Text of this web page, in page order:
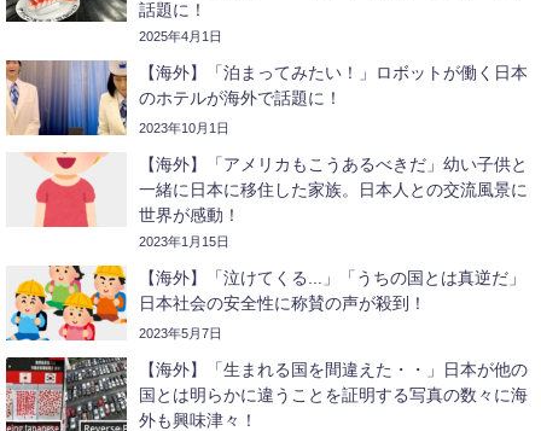
話題に！
2025年4月1日
【海外】「泊まってみたい！」ロボットが働く日本
のホテルが海外で話題に！
2023年10月1日
【海外】「アメリカもこうあるべきだ」幼い子供と
一緒に日本に移住した家族。日本人との交流風景に
世界が感動！
2023年1月15日
【海外】「泣けてくる...」「うちの国とは真逆だ」
日本社会の安全性に称賛の声が殺到！
2023年5月7日
【海外】「生まれる国を間違えた・・」日本が他の
国とは明らかに違うことを証明する写真の数々に海
外も興味津々！